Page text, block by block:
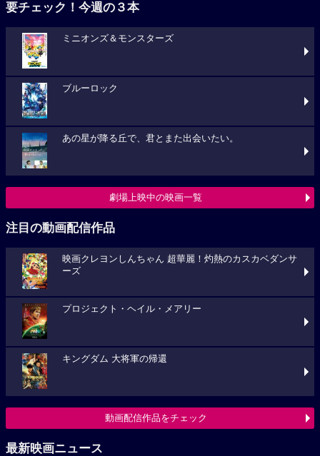
要チェック！今週の３本
ミニオンズ＆モンスターズ
ブルーロック
あの星が降る丘で、君とまた出会いたい。
劇場上映中の映画一覧
注目の動画配信作品
映画クレヨンしんちゃん 超華麗！灼熱のカスカベダンサ
ーズ
プロジェクト・ヘイル・メアリー
キングダム 大将軍の帰還
動画配信作品をチェック
最新映画ニュース